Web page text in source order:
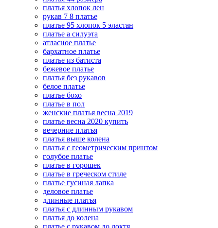
платья хлопок лен
рукав 7 8 платье
платье 95 хлопок 5 эластан
платье а силуэта
атласное платье
бархатное платье
платье из батиста
бежевое платье
платья без рукавов
белое платье
платье бохо
платье в пол
женские платья весна 2019
платье весна 2020 купить
вечерние платья
платья выше колена
платья с геометрическим принтом
голубое платье
платье в горошек
платье в греческом стиле
платье гусиная лапка
деловое платье
длинные платья
платья с длинным рукавом
платья до колена